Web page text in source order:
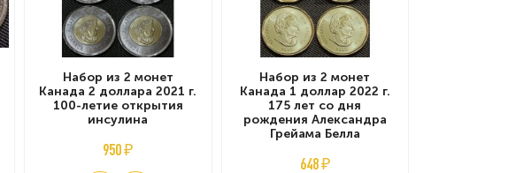
Набор из 2 монет
Канада 2 доллара 2021 г.
100-летие открытия
инсулина
950 ₽
Набор из 2 монет
Канада 1 доллар 2022 г.
175 лет со дня
рождения Александра
Грейама Белла
648 ₽